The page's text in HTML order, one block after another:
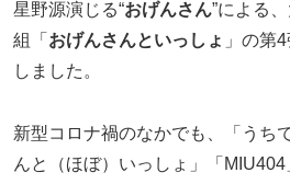
星野源演じる“おげんさん”による
組「 おげんさんといっしょ 」の第
しました。
新型コロナ禍のなかでも、「うち
んと（ほぼ）いっしょ」「